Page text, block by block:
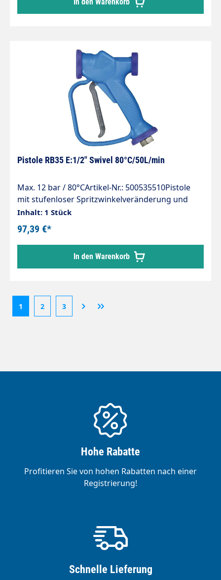
Pistole RB35 E:1/2" Swivel 80°C/50L/min
Max. 12 bar / 80°CArtikel-Nr.: 500535510Pistole
mit stufenloser Spritzwinkelveränderung und
SicherungsbügelMax. 12 bar / 50 l/min. /
80°CEingang: 1/2" IG drehbarMaterial: Edelstahl
Inhalt: 1 Stück
97,39 €*
In den Warenkorb
1 2 3
Hohe Rabatte
Profitieren Sie von hohen Rabatten nach einer
Registrierung!
Schnelle Lieferung